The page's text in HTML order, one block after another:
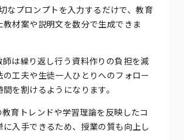
なプロンプトを入力するだけで、教育
教材案や説明文を数分で生成できま
師は繰り返し行う資料作りの負担を減
の工夫や生徒一人ひとりへのフォロー
を割けるようになります。
育トレンドや学習理論を反映したコ
に入手できるため、授業の質も向上し